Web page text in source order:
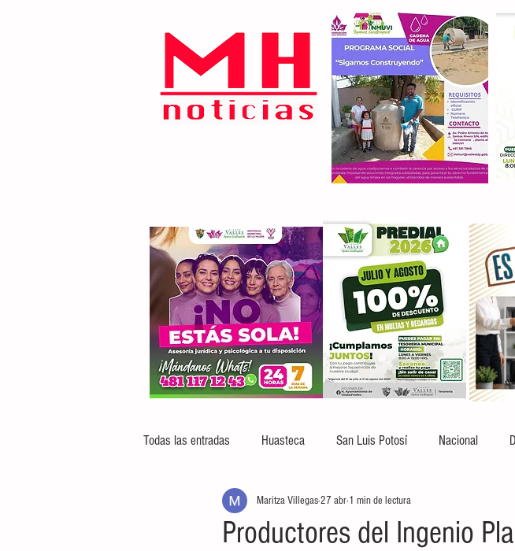
Todas las entradas Huasteca San Luis Potosí Nacional
Productores del Ingenio
Maritza Villegas27 abr 1 min de lectura